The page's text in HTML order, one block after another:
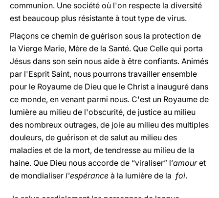
communion. Une société où l'on respecte la diversité
est beaucoup plus résistante à tout type de virus.
Plaçons ce chemin de guérison sous la protection de
la Vierge Marie, Mère de la Santé. Que Celle qui porta
Jésus dans son sein nous aide à être confiants. Animés
par l'Esprit Saint, nous pourrons travailler ensemble
pour le Royaume de Dieu que le Christ a inauguré dans
ce monde, en venant parmi nous. C'est un Royaume de
lumière au milieu de l'obscurité, de justice au milieu
des nombreux outrages, de joie au milieu des multiples
douleurs, de guérison et de salut au milieu des
maladies et de la mort, de tendresse au milieu de la
haine. Que Dieu nous accorde de “viraliser” l’amouret
de mondialiser l'espérance à la lumière de la foi.